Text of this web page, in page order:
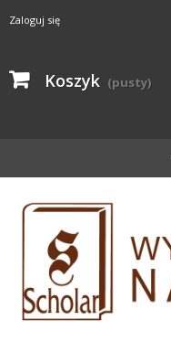
Zaloguj się
Koszyk (pusty)